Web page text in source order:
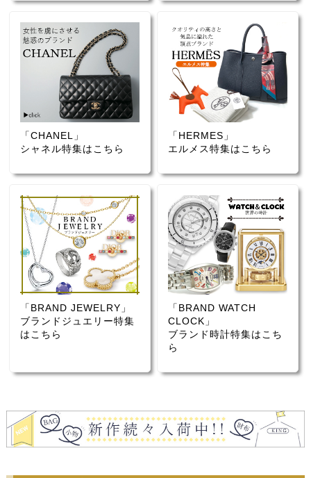
「CHANEL」
シャネル特集はこちら
「HERMES」
エルメス特集はこちら
「BRAND JEWELRY」
ブランドジュエリー特集
はこちら
「BRAND WATCH
CLOCK」
ブランド時計特集はこち
ら